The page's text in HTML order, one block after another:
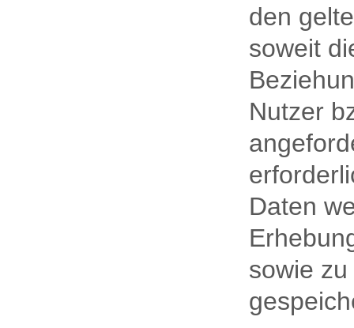
den
soweit
Nutzer
Daten
sowie